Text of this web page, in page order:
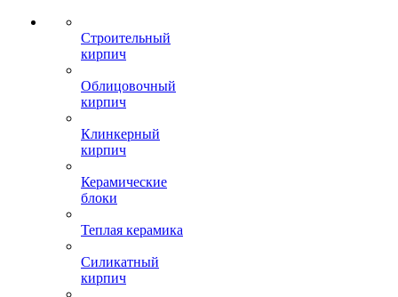
Строительный
кирпич
Облицовочный
кирпич
Клинкерный
кирпич
Керамические
блоки
Теплая керамика
Силикатный
кирпич